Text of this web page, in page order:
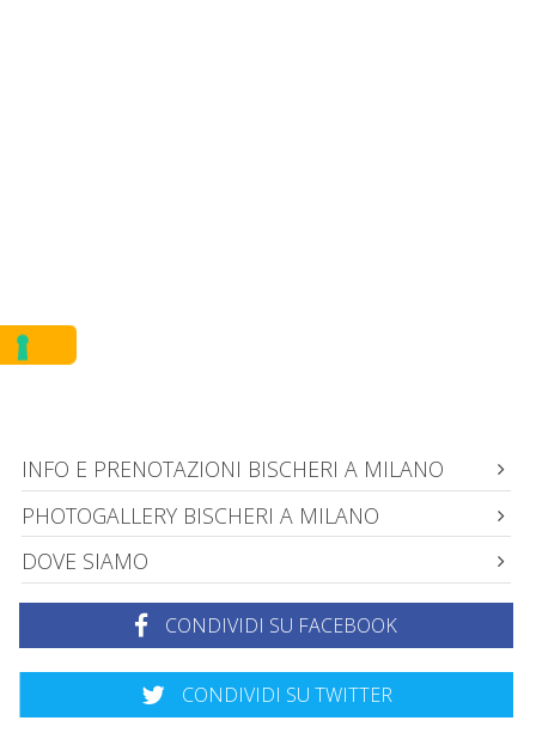
INFO E PRENOTAZIONI BISCHERI A MILANO
PHOTOGALLERY BISCHERI A MILANO
DOVE SIAMO
CONDIVIDI SU FACEBOOK
CONDIVIDI SU TWITTER